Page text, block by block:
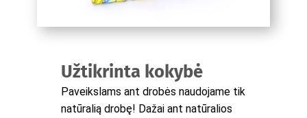
Užtikrinta kokybė
Paveikslams ant drobės naudojame tik
natūralią drobę! Dažai ant natūralios